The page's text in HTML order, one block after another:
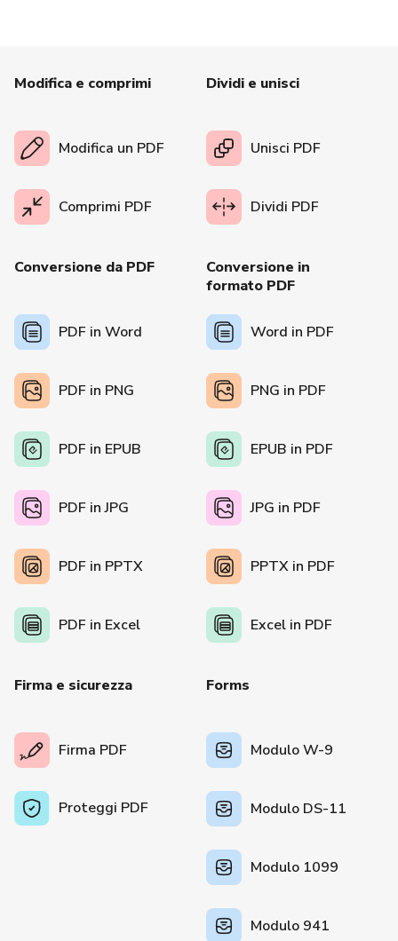
Modifica e comprimi
Modifica un PDF
Comprimi PDF
Dividi e unisci
Unisci PDF
Dividi PDF
Conversione da PDF
PDF in Word
PDF in PNG
PDF in EPUB
PDF in JPG
PDF in PPTX
PDF in Excel
Conversione in
formato PDF
Word in PDF
PNG in PDF
EPUB in PDF
JPG in PDF
PPTX in PDF
Excel in PDF
Firma e sicurezza
Firma PDF
Proteggi PDF
Forms
Modulo W-9
Modulo DS-11
Modulo 1099
Modulo 941